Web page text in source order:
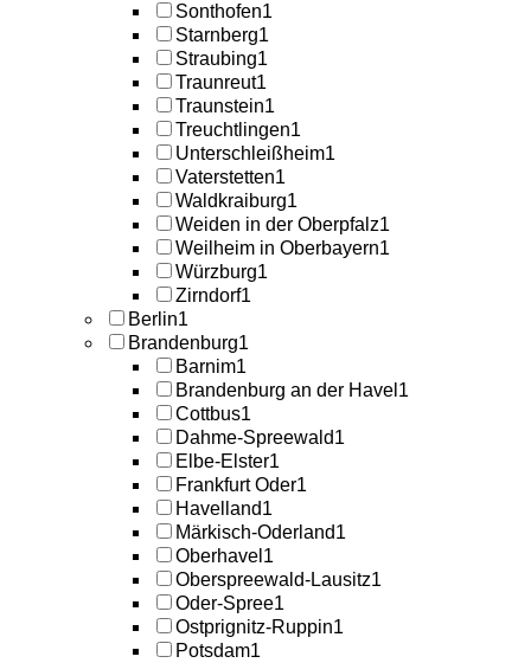
Sonthofen1
Starnberg1
Straubing1
Traunreut1
Traunstein1
Treuchtlingen1
Unterschleißheim1
Vaterstetten1
Waldkraiburg1
Weiden in der Oberpfalz1
Weilheim in Oberbayern1
Würzburg1
Zirndorf1
Berlin1
Brandenburg1
Barnim1
Brandenburg an der Havel 1
Cottbus1
Dahme-Spreewald1
Elbe-Elster1
Frankfurt Oder1
Havelland1
Märkisch-Oderland1
Oberhavel 1
Oberspreewald-Lausitz1
Oder-Spree1
Ostprignitz-Ruppin1
Potsdam1